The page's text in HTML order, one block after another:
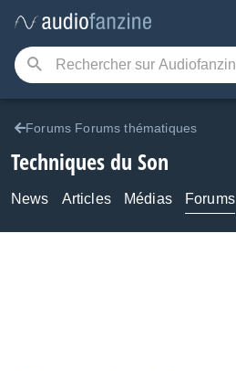
Forums Forums thématiques
Techniques du Son
News Articles Médias Forums